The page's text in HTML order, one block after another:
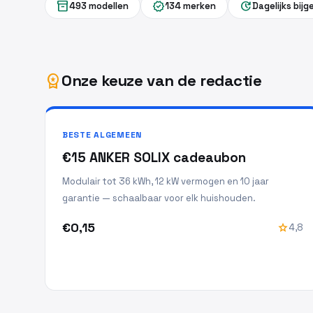
inventory_2493 modellen verified134 merken updateDagelijks
workspace_premiumOnze keuze van de redactie
BESTE ALGEMEEN
€15 ANKER SOLIX cadeaubon
Modulair tot 36 kWh, 12 kW vermogen en 10 jaar
garantie — schaalbaar voor elk huishouden.
€0,15 star4,8